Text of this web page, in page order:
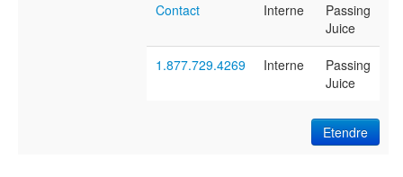
Contact Interne
Passing
Juice
1.877.729.4269 Interne
Passing
Juice
Etendre